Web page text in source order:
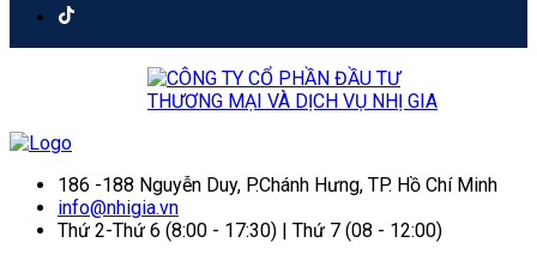
186 -188 Nguyễn Duy, P.Chánh Hưng, TP. Hồ Chí Minh
info@nhigia.vn
Thứ 2-Thứ 6 (8:00 - 17:30) | Thứ 7 (08 - 12:00)